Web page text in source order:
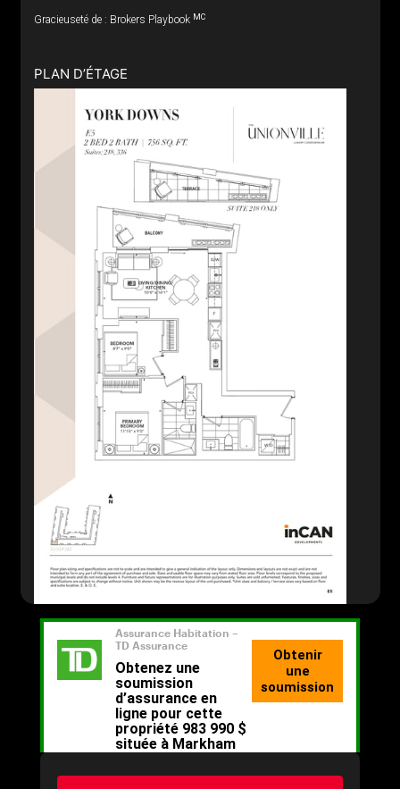
Gracieuseté de : Brokers Playbook MC
PLAN D’ÉTAGE